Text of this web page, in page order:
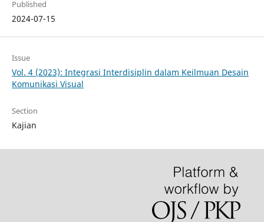
Published
2024-07-15
Issue
Vol. 4 (2023): Integrasi Interdisiplin dalam Keilmuan Desain
Komunikasi Visual
Section
Kajian